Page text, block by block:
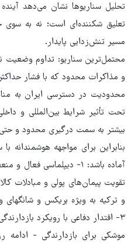
تحلیل سناریوها نشان می‌دهد
تعلیق شکننده‌ای است؛ نه به
مسیر تنش‌زدایی پایدار.
محتمل‌ترین سناریو: تداوم وضعیت
و مذاکرات محدود که با فشار
محدودیت در دسترسی ایران به
تحت تأثیر شرایط بین‌المللی و
بیشتر به سمت درگیری محدود و
بنابراین برای مواجهه هوشمندانه
تقویت پیمان‌های پولی و مبادلات
و ترکیه به ویژه بریکس و شانگهای
۳- اقتدار دفاعی با رویکرد
موشکی برای بازدارندگی -